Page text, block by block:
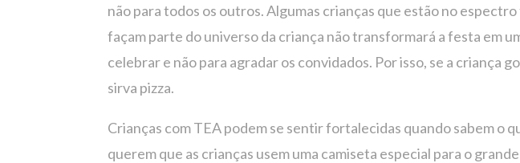
não para todos os outros. Algumas crianças que estão no
façam parte do universo da criança não transformará a festa em
celebrar e não para agradar os convidados. Por isso, se a
sirva pizza.
Crianças com TEA podem se sentir fortalecidas quando sabem o
querem que as crianças usem uma camiseta especial para o